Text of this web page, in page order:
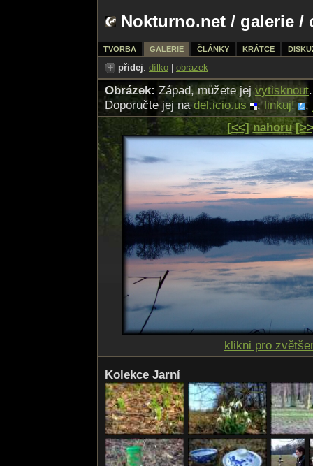
Nokturno.net / galerie /
TVORBA GALERIE ČLÁNKY KRÁTCE
přidej: dílko obrázek
Obrázek: Západ, můžete jejvytisknout.
Doporučte jej nadel.icio.us ,linkuj! ,
[<<] nahoru
klikni pro
Kolekce Jarní